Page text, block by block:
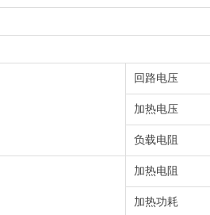
回路电压
加热电压
负载电阻
加热电阻
加热功耗